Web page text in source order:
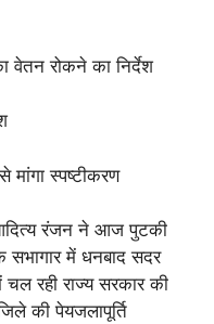
वेतन रोकने का निर्देश
स्पष्टीकरण
आदित्य रंजन ने आज पुटकी
सभागार में धनबाद सदर
रही राज्य सरकार की
की पेयजलापूर्ति